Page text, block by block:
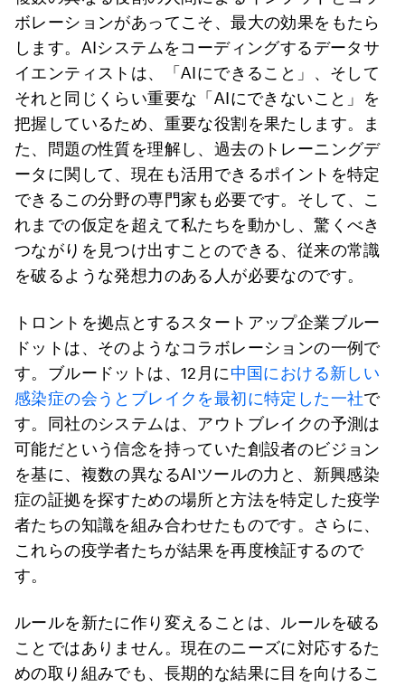
ボレーションがあってこそ、最大の効果をもたら
します。AIシステムをコーディングするデータサ
イエンティストは、「AIにできること」、そして
それと同じくらい重要な「AIにできないこと」を
把握しているため、重要な役割を果たします。ま
た、問題の性質を理解し、過去のトレーニングデ
ータに関して、現在も活用できるポイントを特定
できるこの分野の専門家も必要です。そして、こ
れまでの仮定を超えて私たちを動かし、驚くべき
つながりを見つけ出すことのできる、従来の常識
を破るような発想力のある人が必要なのです。
トロントを拠点とするスタートアップ企業ブルー
ドットは、そのようなコラボレーションの一例で
す。ブルードットは、12月に中国における新しい
感染症の会うとブレイクを最初に特定した一社で
す。同社のシステムは、アウトブレイクの予測は
可能だという信念を持っていた創設者のビジョン
を基に、複数の異なるAIツールの力と、新興感染
症の証拠を探すための場所と方法を特定した疫学
者たちの知識を組み合わせたものです。さらに、
これらの疫学者たちが結果を再度検証するので
す。
ルールを新たに作り変えることは、ルールを破る
ことではありません。現在のニーズに対応するた
めの取り組みでも、長期的な結果に目を向けるこ